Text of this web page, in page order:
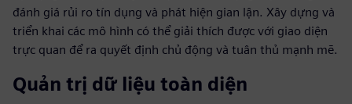
đánh giá rủi ro tín dụng và phát hiện gian lận. Xây dựng và
triển khai các mô hình có thể giải thích được với giao diện
trực quan để ra quyết định chủ động và tuân thủ mạnh mẽ.
Quản trị dữ liệu toàn diện